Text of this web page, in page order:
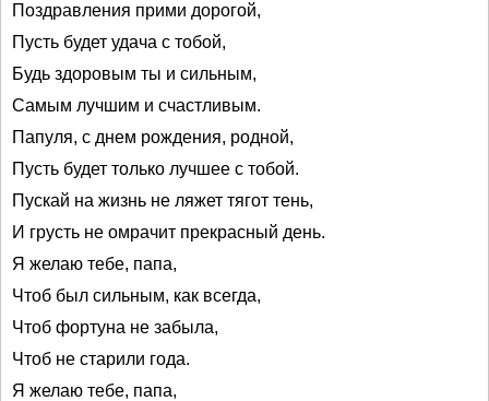
Поздравления прими дорогой,
Пусть будет удача с тобой,
Будь здоровым ты и сильным,
Самым лучшим и счастливым.
Папуля, с днем рождения, родной,
Пусть будет только лучшее с тобой.
Пускай на жизнь не ляжет тягот тень,
И грусть не омрачит прекрасный день.
Я желаю тебе, папа,
Чтоб был сильным, как всегда,
Чтоб фортуна не забыла,
Чтоб не старили года.
Я желаю тебе, папа,